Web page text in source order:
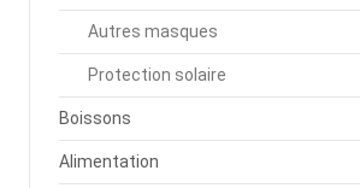
Autres masques
Protection solaire
Boissons
Alimentation